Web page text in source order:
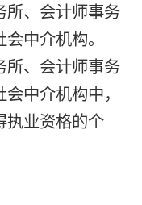
所、会计师事务
中介机构。
所、会计师事务
中介机构中，
执业资格的个